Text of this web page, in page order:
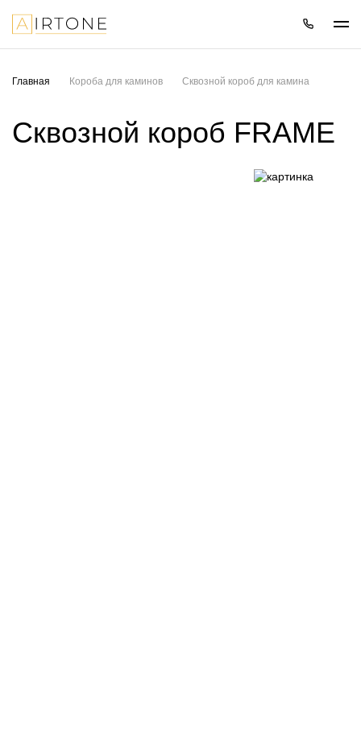
Главная Короба для каминов Сквозной короб для камина
Сквозной короб FRAME